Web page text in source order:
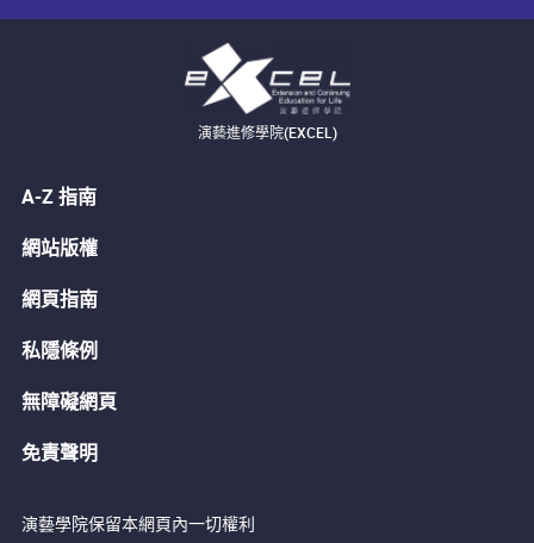
演藝進修學院(EXCEL)
A-Z 指南
網站版權
網頁指南
私隱條例
無障礙網頁
免責聲明
演藝學院保留本網頁內一切權利